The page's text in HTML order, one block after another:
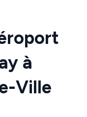
à
Ville